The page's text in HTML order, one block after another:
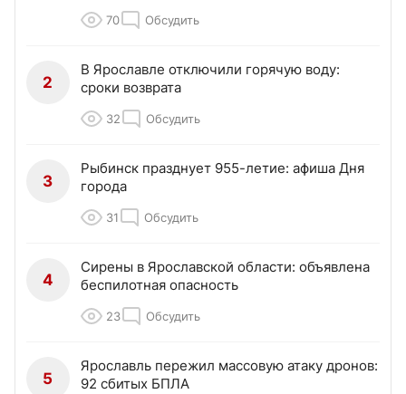
70 Обсудить
2
В Ярославле отключили горячую воду:
сроки возврата
32 Обсудить
3
Рыбинск празднует 955-летие: афиша Дня
города
31 Обсудить
4
Сирены в Ярославской области: объявлена
беспилотная опасность
23 Обсудить
5
Ярославль пережил массовую атаку дронов:
92 сбитых БПЛА